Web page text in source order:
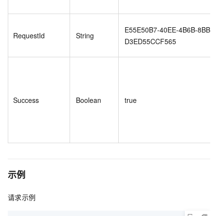
RequestId String
E55E50B7-40EE-4B6B-8BBE-
D3ED55CCF565
Success Boolean true
示例
请求示例